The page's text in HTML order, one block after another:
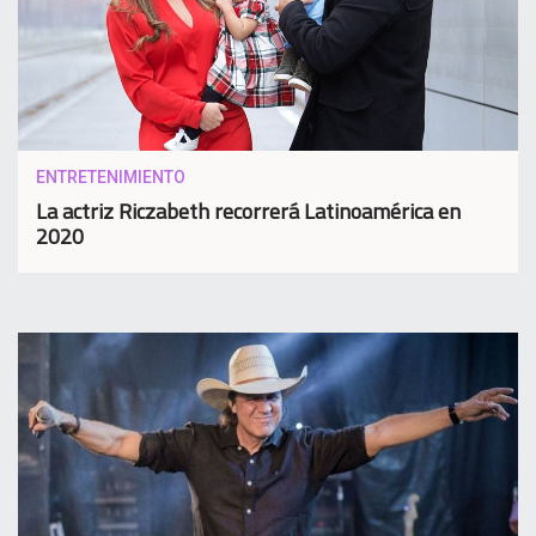
ENTRETENIMIENTO
La actriz Riczabeth recorrerá Latinoamérica en
2020